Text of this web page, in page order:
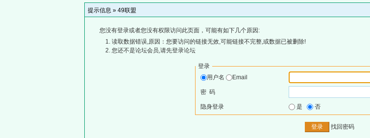
提示信息 » 49联盟
您没有登录或者您没有权限访问此页面，可能有如下几个原因:
读取数据错误,原因：您要访问的链接无效,可能链接不完整,或数据已被删除!
您还不是论坛会员,请先登录论坛
登录
用户名
Email
密 码
隐身登录 是 否
找回密码